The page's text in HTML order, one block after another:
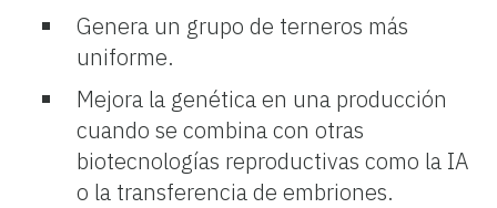
Genera un grupo de terneros más
uniforme.
Mejora la genética en una producción
cuando se combina con otras
biotecnologías reproductivas como la IA
o la transferencia de embriones.